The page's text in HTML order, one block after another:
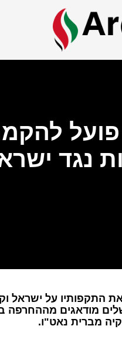
נגד
התקפותיו על ישראל
מודאגים
מברית נאט"ו.